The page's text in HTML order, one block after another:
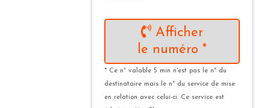
Afficher
le numéro *
* Ce n° valable 5 min n'est pas le n° du
destinataire mais le n° du service de mise
en relation avec celui-ci. Ce service est